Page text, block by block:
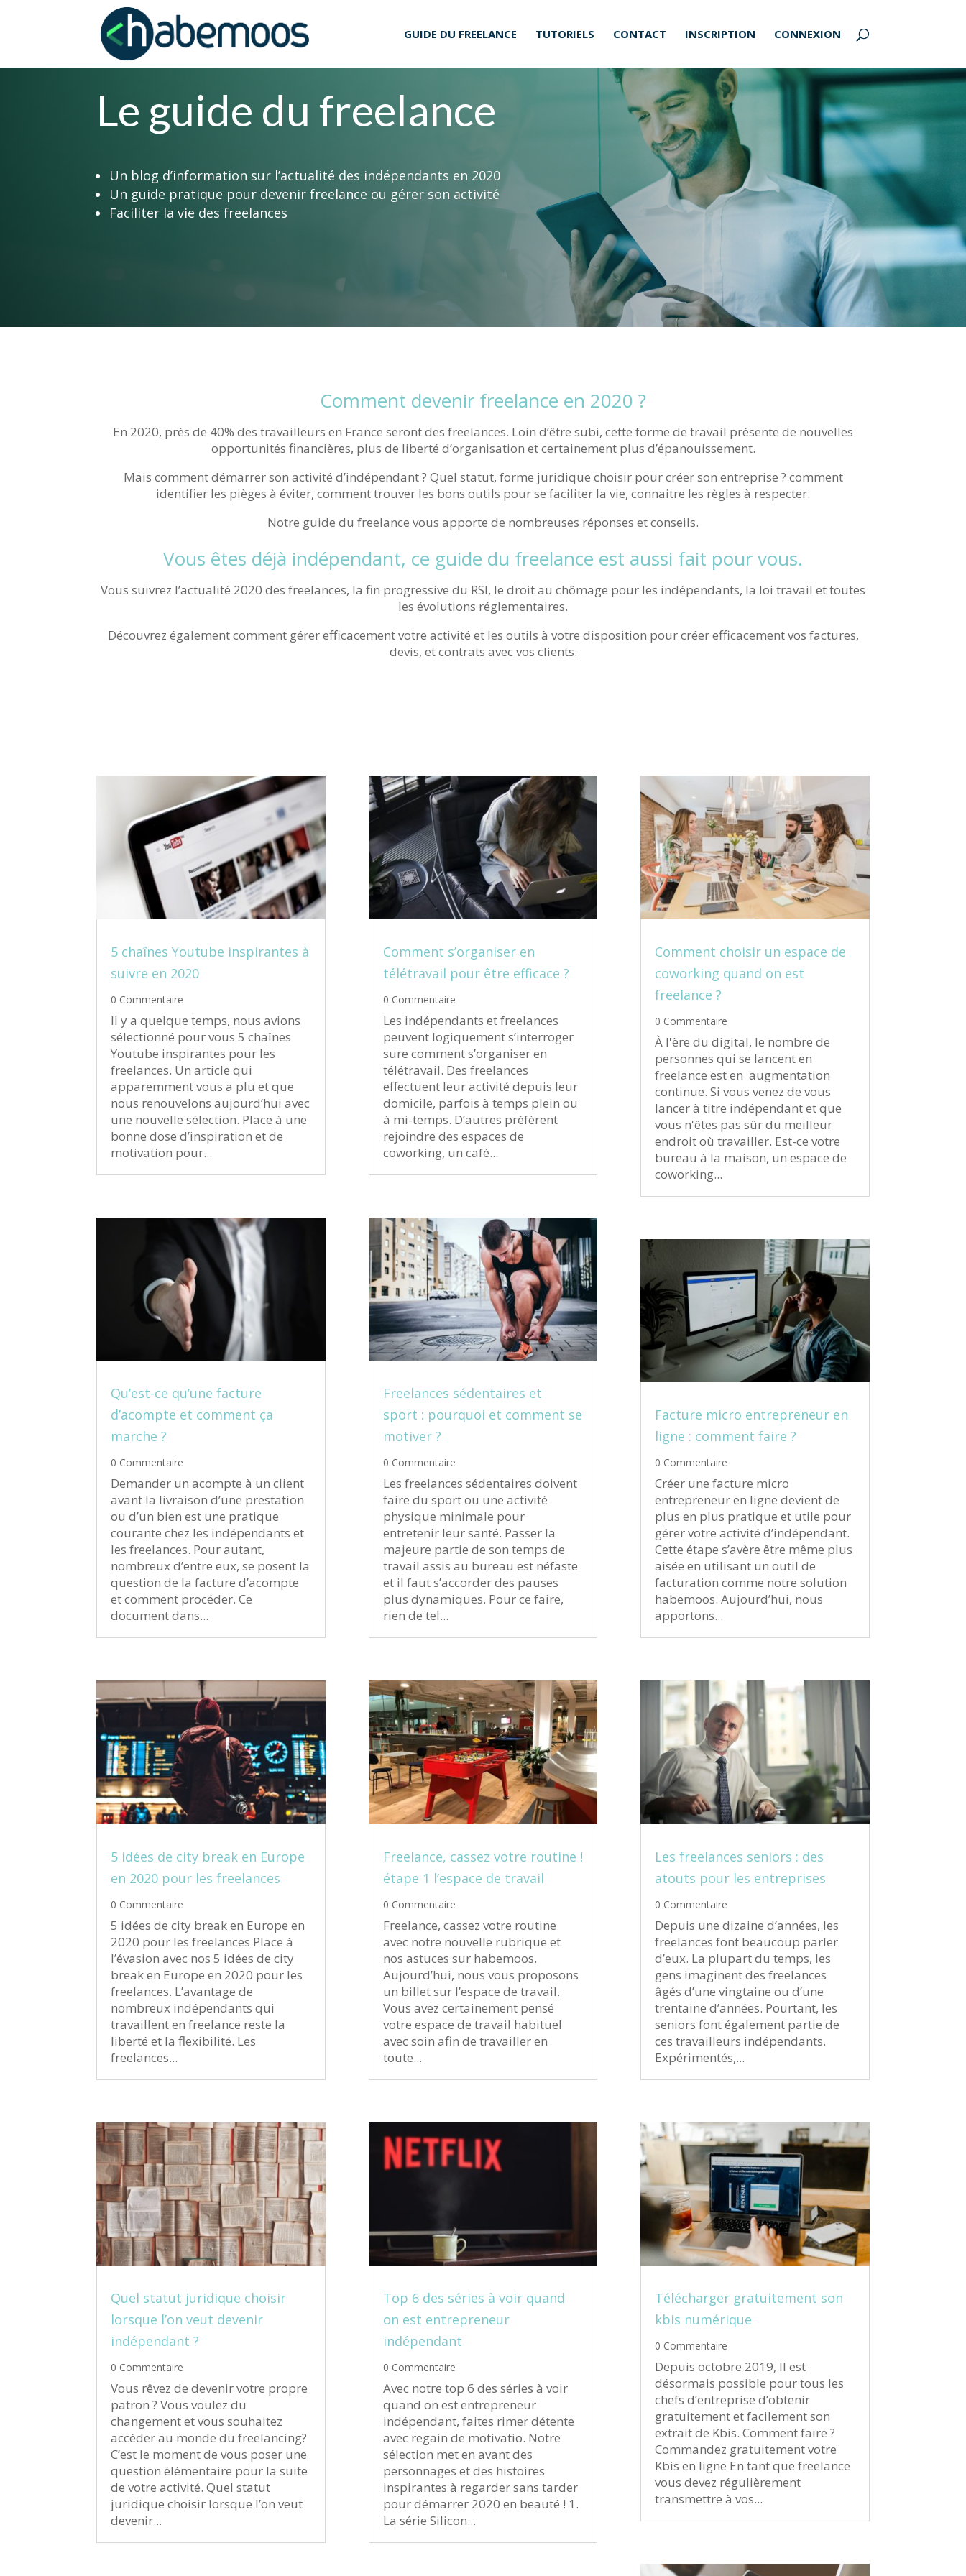
GUIDE DU FREELANCE TUTORIELS CONTACT INSCRIPTION CONNEXION
Le guide du freelance
Un blog d’information sur l’actualité des indépendants en 2020
Un guide pratique pour devenir freelance ou gérer son activité
Faciliter la vie des freelances
Comment devenir freelance en 2020 ?
En 2020, près de 40% des travailleurs en France seront des freelances. Loin d’être subi, cette forme de travail présente de nouvelles
opportunités financières, plus de liberté d’organisation et certainement plus d’épanouissement.
Mais comment démarrer son activité d’indépendant ? Quel statut, forme juridique choisir pour créer son entreprise ? comment
identifier les pièges à éviter, comment trouver les bons outils pour se faciliter la vie, connaitre les règles à respecter.
Notre guide du freelance vous apporte de nombreuses réponses et conseils.
Vous êtes déjà indépendant, ce guide du freelance est aussi fait pour vous.
Vous suivrez l’actualité 2020 des freelances, la fin progressive du RSI, le droit au chômage pour les indépendants, la loi travail et toutes
les évolutions réglementaires.
Découvrez également comment gérer efficacement votre activité et les outils à votre disposition pour créer efficacement vos factures,
devis, et contrats avec vos clients.
5 chaînes Youtube inspirantes à
suivre en 2020
0 Commentaire
Il y a quelque temps, nous avions
sélectionné pour vous 5 chaînes
Youtube inspirantes pour les
freelances. Un article qui
apparemment vous a plu et que
nous renouvelons aujourd’hui avec
une nouvelle sélection. Place à une
bonne dose d’inspiration et de
motivation pour...
Qu’est-ce qu’une facture
d’acompte et comment ça
marche ?
0 Commentaire
Demander un acompte à un client
avant la livraison d’une prestation
ou d’un bien est une pratique
courante chez les indépendants et
les freelances. Pour autant,
nombreux d’entre eux, se posent la
question de la facture d’acompte
et comment procéder. Ce
document dans...
5 idées de city break en Europe
en 2020 pour les freelances
0 Commentaire
5 idées de city break en Europe en
2020 pour les freelances Place à
l’évasion avec nos 5 idées de city
break en Europe en 2020 pour les
freelances. L’avantage de
nombreux indépendants qui
travaillent en freelance reste la
liberté et la flexibilité. Les
freelances...
Quel statut juridique choisir
lorsque l’on veut devenir
indépendant ?
0 Commentaire
Vous rêvez de devenir votre propre
patron ? Vous voulez du
changement et vous souhaitez
accéder au monde du freelancing?
C’est le moment de vous poser une
question élémentaire pour la suite
de votre activité. Quel statut
juridique choisir lorsque l’on veut
devenir...
Comment s’organiser en
télétravail pour être efficace ?
0 Commentaire
Les indépendants et freelances
peuvent logiquement s’interroger
sure comment s’organiser en
télétravail. Des freelances
effectuent leur activité depuis leur
domicile, parfois à temps plein ou
à mi-temps. D’autres préfèrent
rejoindre des espaces de
coworking, un café...
Freelances sédentaires et
sport : pourquoi et comment se
motiver ?
0 Commentaire
Les freelances sédentaires doivent
faire du sport ou une activité
physique minimale pour
entretenir leur santé. Passer la
majeure partie de son temps de
travail assis au bureau est néfaste
et il faut s’accorder des pauses
plus dynamiques. Pour ce faire,
rien de tel...
Freelance, cassez votre routine !
étape 1 l’espace de travail
0 Commentaire
Freelance, cassez votre routine
avec notre nouvelle rubrique et
nos astuces sur habemoos.
Aujourd’hui, nous vous proposons
un billet sur l’espace de travail.
Vous avez certainement pensé
votre espace de travail habituel
avec soin afin de travailler en
toute...
Top 6 des séries à voir quand
on est entrepreneur
indépendant
0 Commentaire
Avec notre top 6 des séries à voir
quand on est entrepreneur
indépendant, faites rimer détente
avec regain de motivatio. Notre
sélection met en avant des
personnages et des histoires
inspirantes à regarder sans tarder
pour démarrer 2020 en beauté ! 1.
La série Silicon...
Comment choisir un espace de
coworking quand on est
freelance ?
0 Commentaire
À l'ère du digital, le nombre de
personnes qui se lancent en
freelance est en augmentation
continue. Si vous venez de vous
lancer à titre indépendant et que
vous n'êtes pas sûr du meilleur
endroit où travailler. Est-ce votre
bureau à la maison, un espace de
coworking...
Facture micro entrepreneur en
ligne : comment faire ?
0 Commentaire
Créer une facture micro
entrepreneur en ligne devient de
plus en plus pratique et utile pour
gérer votre activité d’indépendant.
Cette étape s’avère être même plus
aisée en utilisant un outil de
facturation comme notre solution
habemoos. Aujourd’hui, nous
apportons...
Les freelances seniors : des
atouts pour les entreprises
0 Commentaire
Depuis une dizaine d’années, les
freelances font beaucoup parler
d’eux. La plupart du temps, les
gens imaginent des freelances
âgés d’une vingtaine ou d’une
trentaine d’années. Pourtant, les
seniors font également partie de
ces travailleurs indépendants.
Expérimentés,...
Télécharger gratuitement son
kbis numérique
0 Commentaire
Depuis octobre 2019, Il est
désormais possible pour tous les
chefs d’entreprise d’obtenir
gratuitement et facilement son
extrait de Kbis. Comment faire ?
Commandez gratuitement votre
Kbis en ligne En tant que freelance
vous devez régulièrement
transmettre à vos...